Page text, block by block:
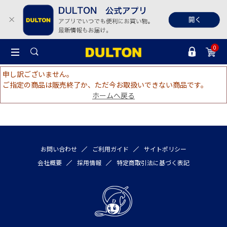
0
申し訳ございません。
ご指定の商品は販売終了か、ただ今お取扱いできない商品です。
ホームへ戻る
お問い合わせ ご利用ガイド
サイトポリシー
会社概要
採用情報 特定商取引法に基づく表記